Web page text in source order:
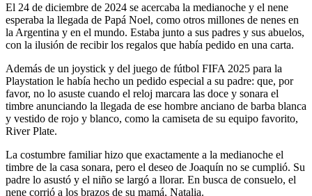
El 24 de diciembre de 2024 se acercaba la medianoche y el nene
esperaba la llegada de Papá Noel, como otros millones de nenes en
la Argentina y en el mundo. Estaba junto a sus padres y sus abuelos,
con la ilusión de recibir los regalos que había pedido en una carta.
Además de un joystick y del juego de fútbol FIFA 2025 para la
Playstation le había hecho un pedido especial a su padre: que, por
favor, no lo asuste cuando el reloj marcara las doce y sonara el
timbre anunciando la llegada de ese hombre anciano de barba blanca
y vestido de rojo y blanco, como la camiseta de su equipo favorito,
River Plate.
La costumbre familiar hizo que exactamente a la medianoche el
timbre de la casa sonara, pero el deseo de Joaquín no se cumplió. Su
padre lo asustó y el niño se largó a llorar. En busca de consuelo, el
nene corrió a los brazos de su mamá, Natalia.